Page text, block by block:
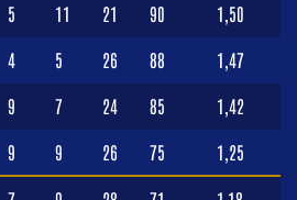
5 11 21 90 1,50
4 5 26 88 1,47
9 7 24 85 1,42
9 9 26 75 1,25